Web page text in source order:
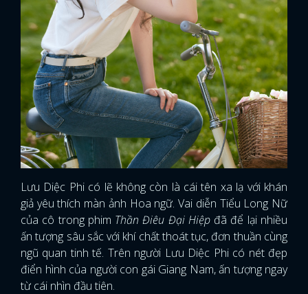
Lưu Diệc Phi có lẽ không còn là cái tên xa lạ với khán
giả yêu thích màn ảnh Hoa ngữ. Vai diễn Tiểu Long Nữ
của cô trong phim Thần Điêu Đại Hiệpđã để lại nhiều
ấn tượng sâu sắc với khí chất thoát tục, đơn thuần cùng
ngũ quan tinh tế. Trên người Lưu Diệc Phi có nét đẹp
điển hình của người con gái Giang Nam, ấn tượng ngay
từ cái nhìn đầu tiên.